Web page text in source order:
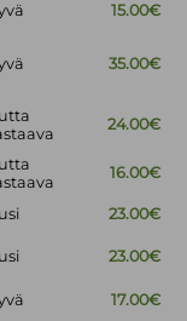
15.00€
35.00€
24.00€
16.00€
23.00€
23.00€
17.00€